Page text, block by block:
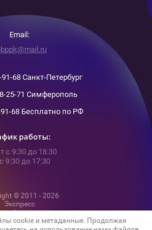
Email:
68 Санкт-Петербург
25-71 Симферополь
68 Бесплатно по РФ
работы:
с 9:30 до 18:30
9:30 до 17:30
© 2011 - 2026
Экспресс
cookie и метаданные. Продолжая